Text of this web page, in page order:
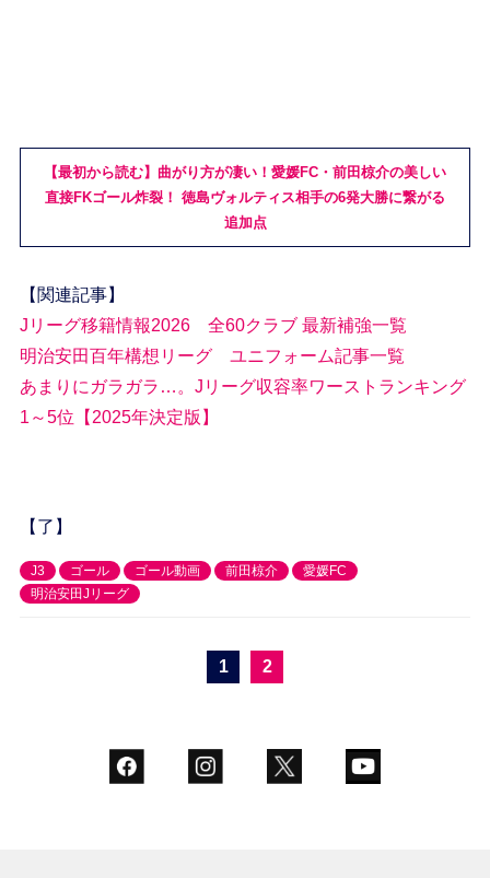
【最初から読む】曲がり方が凄い！愛媛FC・前田椋介の美しい
直接FKゴール炸裂！ 徳島ヴォルティス相手の6発大勝に繋がる
追加点
【関連記事】
Jリーグ移籍情報2026 全60クラブ 最新補強一覧
明治安田百年構想リーグ ユニフォーム記事一覧
あまりにガラガラ…。Jリーグ収容率ワーストランキング
1～5位【2025年決定版】
【了】
J3 ゴール ゴール動画 前田椋介
愛媛FC
明治安田Jリーグ
1 2